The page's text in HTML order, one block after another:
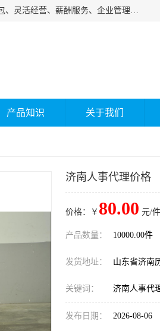
济南邦孚服务外包有限公司是专业从事灵活用工、人事代理、业务外包,社税优化、劳务外包、灵活经营、薪酬服务、企业管理咨询等的全国性的服务外包机构，邦孚人力—合法合规的灵活用工、人力外包、劳务派遣、共享经济财税优化专家，是国内提供企业人力资源综合解决方案有影响的人力资源公司之一。
产品知识 关于我们
济南人事代理价格
价格：￥ 80.00 元/
产品数量： 10000.00件
发货地址： 山东省济南
关键词： 济南人事代
发布日期： 2026-08-06